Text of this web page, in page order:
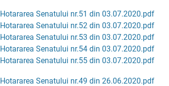
Hotararea Senatului nr.51 din 03.07.2020.pdf
Hotararea Senatului nr.52 din 03.07.2020.pdf
Hotararea Senatului nr.53 din 03.07.2020.pdf
Hotararea Senatului nr.54 din 03.07.2020.pdf
Hotararea Senatului nr.55 din 03.07.2020.pdf
Hotararea Senatului nr.49 din 26.06.2020.pdf